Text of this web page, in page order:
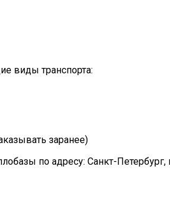
виды транспорта:
заранее)
по адресу: Санкт-